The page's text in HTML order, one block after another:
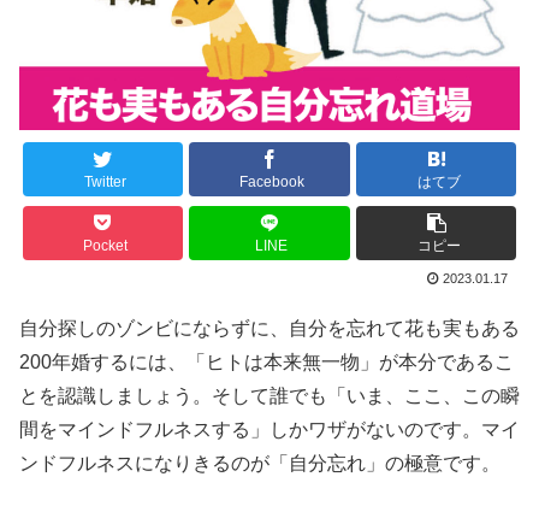
Twitter Facebook はてブ
Pocket LINE コピー
2023.01.17
自分探しのゾンビにならずに、自分を忘れて花も実もある
200年婚するには、「ヒトは本来無一物」が本分であるこ
とを認識しましょう。そして誰でも「いま、ここ、この瞬
間をマインドフルネスする」しかワザがないのです。マイ
ンドフルネスになりきるのが「自分忘れ」の極意です。